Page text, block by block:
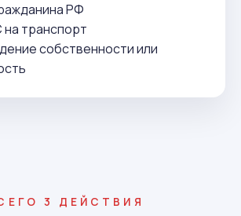
РФ
транспорт
собственности или
3 ДЕЙСТВИЯ